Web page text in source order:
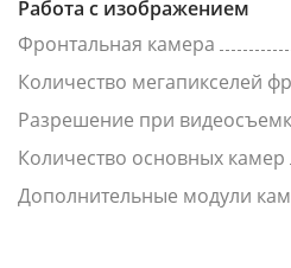
Работа с изображением
Фронтальная камера
Количество мегапикселей
Разрешение при
Количество основных камер
Дополнительные модули